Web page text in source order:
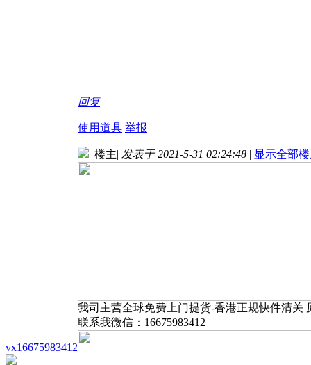
回复
使用道具 举报
vx16675983412
楼主| 发表于 2021-5-31 02:24:48 | 显示全部
我司主营全球免费上门提货-香港正规快件清关
联系我微信：16675983412